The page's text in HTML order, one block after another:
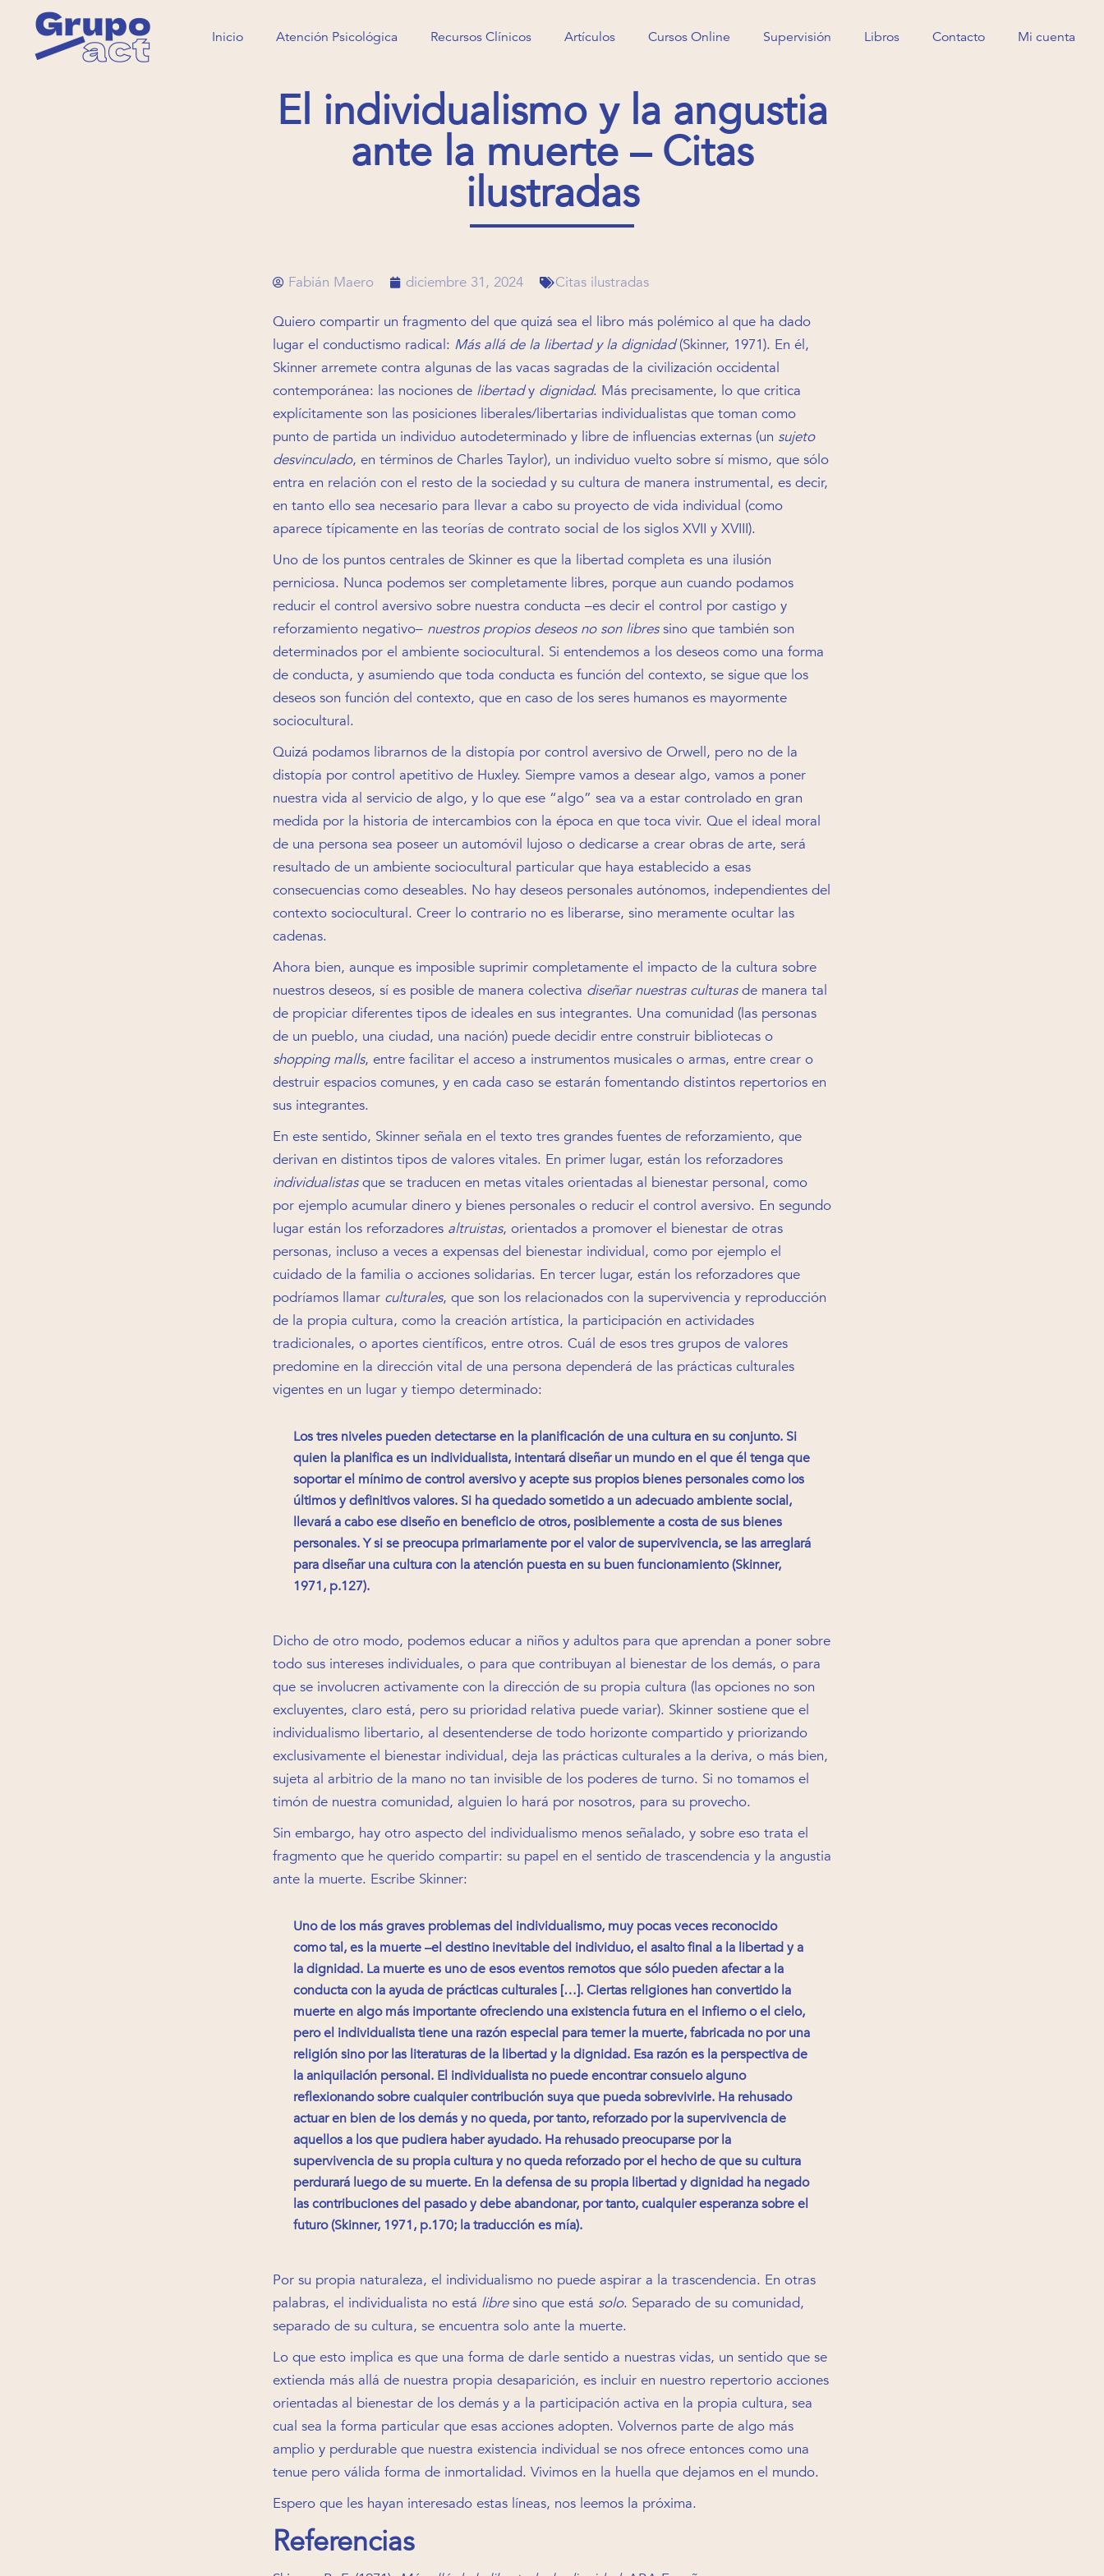
Inicio Atención Psicológica Recursos Clínicos Artículos Cursos Online Supervisión Libros Contacto Mi cuenta
El individualismo y la angustia
ante la muerte – Citas
ilustradas
Fabián Maero diciembre 31, 2024 Citas ilustradas
Quiero compartir un fragmento del que quizá sea el libro más polémico al que ha dado
lugar el conductismo radical: Más allá de la libertad y la dignidad(Skinner, 1971). En él,
Skinner arremete contra algunas de las vacas sagradas de la civilización occidental
contemporánea: las nociones de libertady dignidad. Más precisamente, lo que critica
explícitamente son las posiciones liberales/libertarias individualistas que toman como
punto de partida un individuo autodeterminado y libre de influencias externas (un sujeto
desvinculado, en términos de Charles Taylor), un individuo vuelto sobre sí mismo, que sólo
entra en relación con el resto de la sociedad y su cultura de manera instrumental, es decir,
en tanto ello sea necesario para llevar a cabo su proyecto de vida individual (como
aparece típicamente en las teorías de contrato social de los siglos XVII y XVIII).
Uno de los puntos centrales de Skinner es que la libertad completa es una ilusión
perniciosa. Nunca podemos ser completamente libres, porque aun cuando podamos
reducir el control aversivo sobre nuestra conducta –es decir el control por castigo y
reforzamiento negativo– nuestros propios deseos no son libressino que también son
determinados por el ambiente sociocultural. Si entendemos a los deseos como una forma
de conducta, y asumiendo que toda conducta es función del contexto, se sigue que los
deseos son función del contexto, que en caso de los seres humanos es mayormente
sociocultural.
Quizá podamos librarnos de la distopía por control aversivo de Orwell, pero no de la
distopía por control apetitivo de Huxley. Siempre vamos a desear algo, vamos a poner
nuestra vida al servicio de algo, y lo que ese “algo” sea va a estar controlado en gran
medida por la historia de intercambios con la época en que toca vivir. Que el ideal moral
de una persona sea poseer un automóvil lujoso o dedicarse a crear obras de arte, será
resultado de un ambiente sociocultural particular que haya establecido a esas
consecuencias como deseables. No hay deseos personales autónomos, independientes del
contexto sociocultural. Creer lo contrario no es liberarse, sino meramente ocultar las
cadenas.
Ahora bien, aunque es imposible suprimir completamente el impacto de la cultura sobre
nuestros deseos, sí es posible de manera colectiva diseñar nuestras culturasde manera tal
de propiciar diferentes tipos de ideales en sus integrantes. Una comunidad (las personas
de un pueblo, una ciudad, una nación) puede decidir entre construir bibliotecas o
shopping malls, entre facilitar el acceso a instrumentos musicales o armas, entre crear o
destruir espacios comunes, y en cada caso se estarán fomentando distintos repertorios en
sus integrantes.
En este sentido, Skinner señala en el texto tres grandes fuentes de reforzamiento, que
derivan en distintos tipos de valores vitales. En primer lugar, están los reforzadores
individualistasque se traducen en metas vitales orientadas al bienestar personal, como
por ejemplo acumular dinero y bienes personales o reducir el control aversivo. En segundo
lugar están los reforzadores altruistas, orientados a promover el bienestar de otras
personas, incluso a veces a expensas del bienestar individual, como por ejemplo el
cuidado de la familia o acciones solidarias. En tercer lugar, están los reforzadores que
podríamos llamar culturales, que son los relacionados con la supervivencia y reproducción
de la propia cultura, como la creación artística, la participación en actividades
tradicionales, o aportes científicos, entre otros. Cuál de esos tres grupos de valores
predomine en la dirección vital de una persona dependerá de las prácticas culturales
vigentes en un lugar y tiempo determinado:
Los tres niveles pueden detectarse en la planificación de una cultura en su conjunto. Si
quien la planifica es un individualista, intentará diseñar un mundo en el que él tenga que
soportar el mínimo de control aversivo y acepte sus propios bienes personales como los
últimos y definitivos valores. Si ha quedado sometido a un adecuado ambiente social,
llevará a cabo ese diseño en beneficio de otros, posiblemente a costa de sus bienes
personales. Y si se preocupa primariamente por el valor de supervivencia, se las arreglará
para diseñar una cultura con la atención puesta en su buen funcionamiento (Skinner,
1971, p.127).
Dicho de otro modo, podemos educar a niños y adultos para que aprendan a poner sobre
todo sus intereses individuales, o para que contribuyan al bienestar de los demás, o para
que se involucren activamente con la dirección de su propia cultura (las opciones no son
excluyentes, claro está, pero su prioridad relativa puede variar). Skinner sostiene que el
individualismo libertario, al desentenderse de todo horizonte compartido y priorizando
exclusivamente el bienestar individual, deja las prácticas culturales a la deriva, o más bien,
sujeta al arbitrio de la mano no tan invisible de los poderes de turno. Si no tomamos el
timón de nuestra comunidad, alguien lo hará por nosotros, para su provecho.
Sin embargo, hay otro aspecto del individualismo menos señalado, y sobre eso trata el
fragmento que he querido compartir: su papel en el sentido de trascendencia y la angustia
ante la muerte. Escribe Skinner:
Uno de los más graves problemas del individualismo, muy pocas veces reconocido
como tal, es la muerte –el destino inevitable del individuo, el asalto final a la libertad y a
la dignidad. La muerte es uno de esos eventos remotos que sólo pueden afectar a la
conducta con la ayuda de prácticas culturales […]. Ciertas religiones han convertido la
muerte en algo más importante ofreciendo una existencia futura en el infierno o el cielo,
pero el individualista tiene una razón especial para temer la muerte, fabricada no por una
religión sino por las literaturas de la libertad y la dignidad. Esa razón es la perspectiva de
la aniquilación personal. El individualista no puede encontrar consuelo alguno
reflexionando sobre cualquier contribución suya que pueda sobrevivirle. Ha rehusado
actuar en bien de los demás y no queda, por tanto, reforzado por la supervivencia de
aquellos a los que pudiera haber ayudado. Ha rehusado preocuparse por la
supervivencia de su propia cultura y no queda reforzado por el hecho de que su cultura
perdurará luego de su muerte. En la defensa de su propia libertad y dignidad ha negado
las contribuciones del pasado y debe abandonar, por tanto, cualquier esperanza sobre el
futuro (Skinner, 1971, p.170; la traducción es mía).
Por su propia naturaleza, el individualismo no puede aspirar a la trascendencia. En otras
palabras, el individualista no está libresino que está solo. Separado de su comunidad,
separado de su cultura, se encuentra solo ante la muerte.
Lo que esto implica es que una forma de darle sentido a nuestras vidas, un sentido que se
extienda más allá de nuestra propia desaparición, es incluir en nuestro repertorio acciones
orientadas al bienestar de los demás y a la participación activa en la propia cultura, sea
cual sea la forma particular que esas acciones adopten. Volvernos parte de algo más
amplio y perdurable que nuestra existencia individual se nos ofrece entonces como una
tenue pero válida forma de inmortalidad. Vivimos en la huella que dejamos en el mundo.
Espero que les hayan interesado estas líneas, nos leemos la próxima.
Referencias